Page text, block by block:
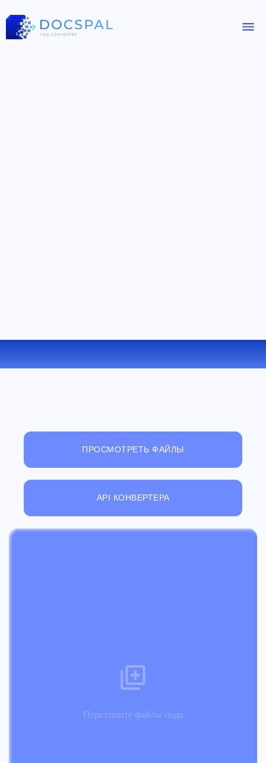
КОНВЕРТИРОВАТЬ RA В AC3 ОНЛАЙН
ПРОСМОТРЕТЬ ФАЙЛЫ
API КОНВЕРТЕРА
Перетащите файлы сюда